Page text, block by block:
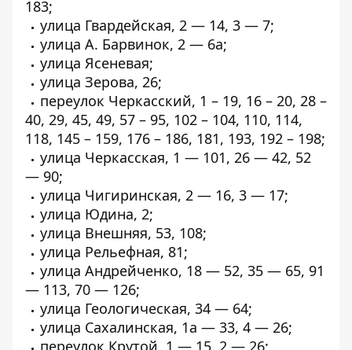
183;
улица Гвардейская, 2 — 14, 3 — 7;
улица А. Барвинок, 2 — 6а;
улица Ясеневая;
улица Зерова, 26;
переулок Черкасский, 1 – 19, 16 – 20, 28 –
40, 29, 45, 49, 57 – 95, 102 – 104, 110, 114,
118, 145 – 159, 176 – 186, 181, 193, 192 – 198;
улица Черкасская, 1 — 101, 26 — 42, 52
— 90;
улица Чигиринская, 2 — 16, 3 — 17;
улица Юдина, 2;
улица Внешняя, 53, 108;
улица Рельефная, 81;
улица Андрейченко, 18 — 52, 35 — 65, 91
— 113, 70 — 126;
улица Геологическая, 34 — 64;
улица Сахалинская, 1а — 33, 4 — 26;
переулок Крутой, 1 — 15, 2 — 26;